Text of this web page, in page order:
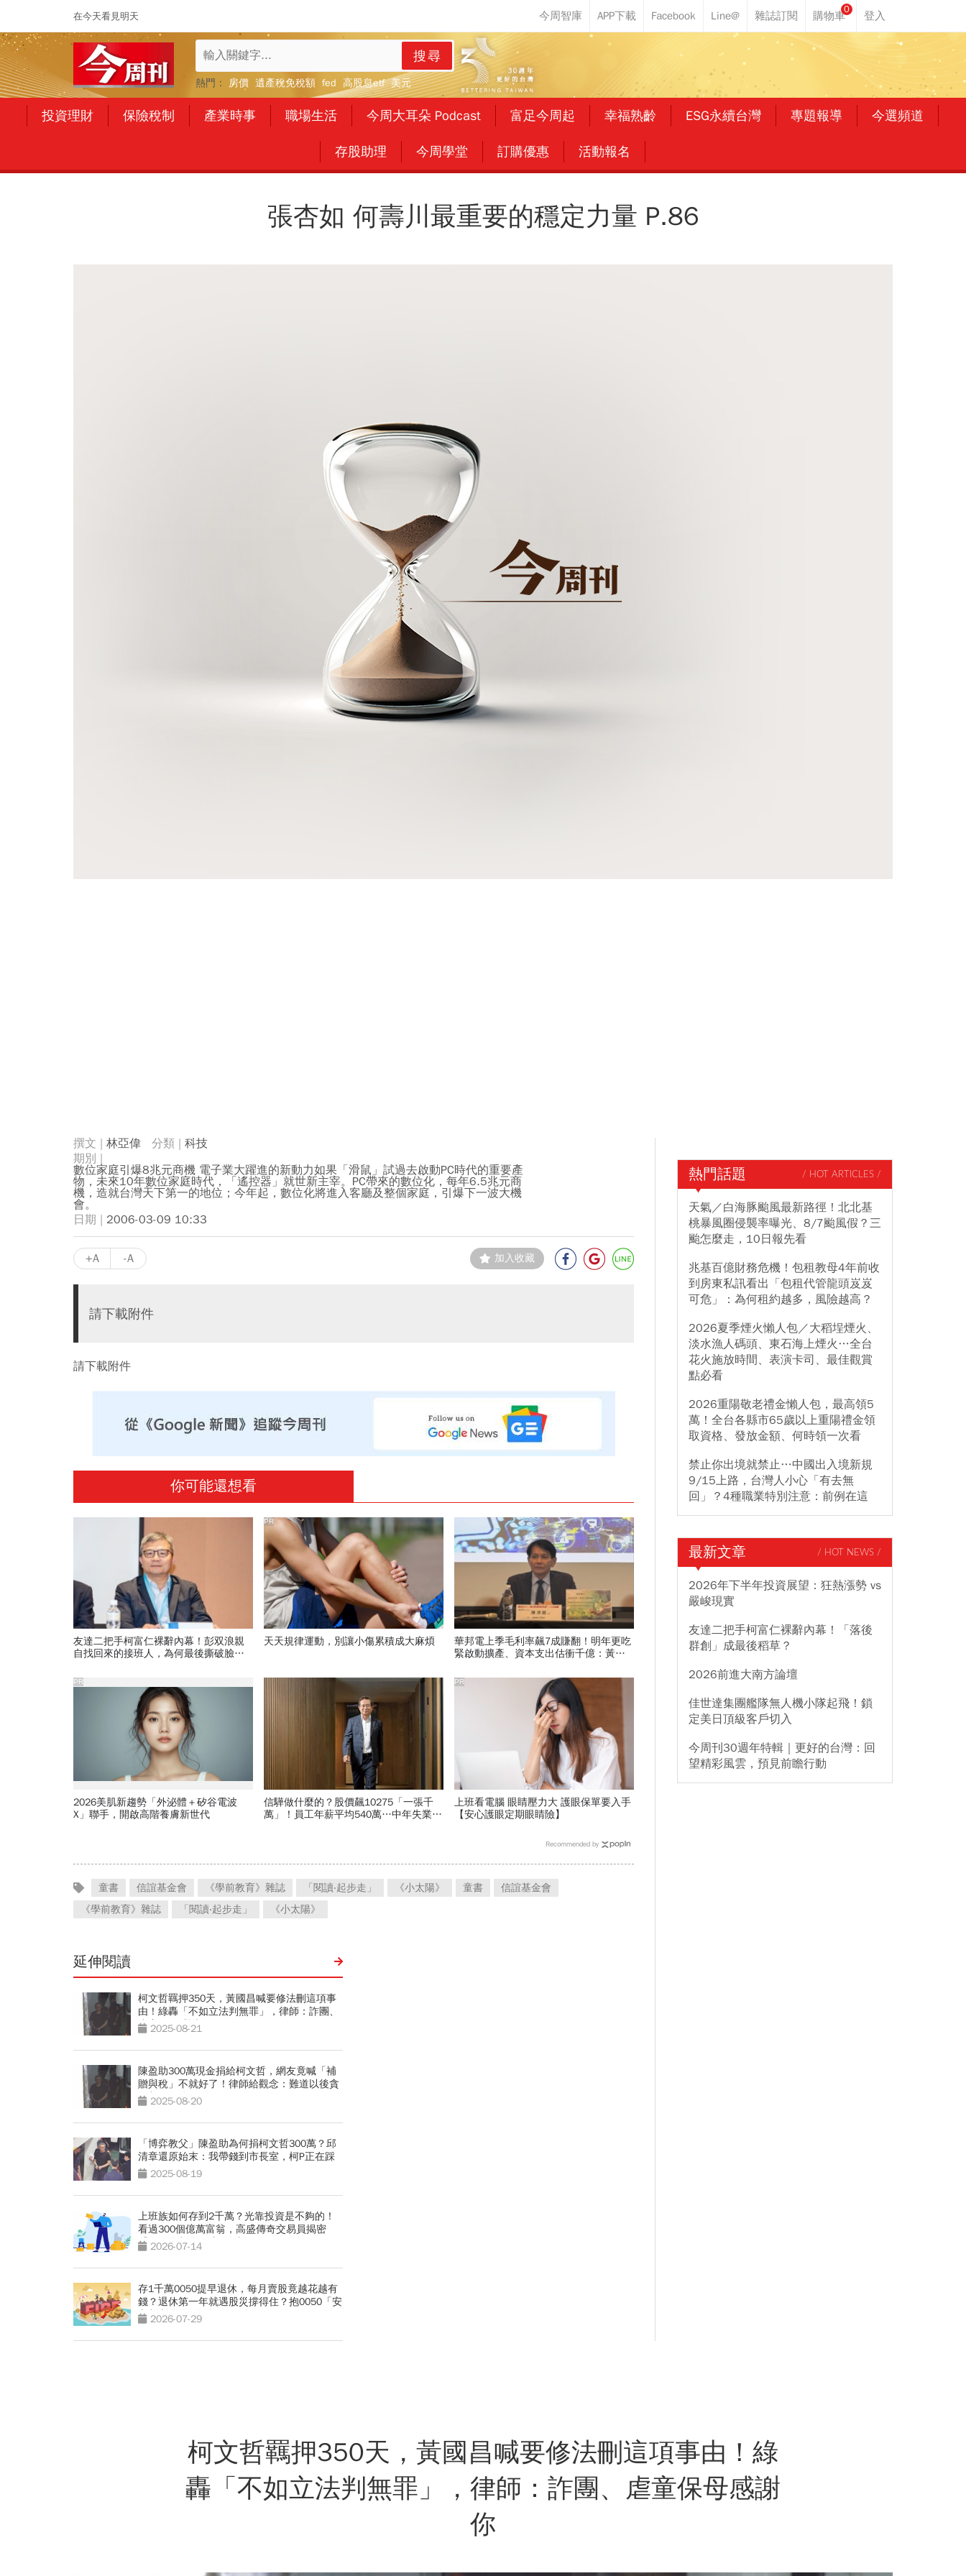
在今天看見明天
0
搜尋
熱門： 房價 遺產稅免稅額 fed 高股息etf 美元
投資理財 保險稅制 產業時事 職場生活 今周大耳朵 Podcast 富足今周起 幸福熟齡 ESG永續台灣 專題報導 今選頻道
存股助理 今周學堂 訂購優惠 活動報名
張杏如 何壽川最重要的穩定力量 P.86
林亞偉
科技
數位家庭引爆8兆元商機 電子業大躍進的新動力如果「滑鼠」試過去啟動PC時代的重要產
物，未來10年數位家庭時代，「遙控器」就世新主宰。PC帶來的數位化，每年6.5兆元商
機，造就台灣天下第一的地位；今年起，數位化將進入客廳及整個家庭，引爆下一波大機
會。
2006-03-09 10:33
+A -A 加入收藏
請下載附件
請下載附件
你可能還想看
友達二把手柯富仁裸辭內幕！彭双浪親
自找回來的接班人，為何最後撕破臉？
天天規律運動，別讓小傷累積成大麻煩
PR
華邦電上季毛利率飆7成賺翻！明年更吃
緊啟動擴產、資本支出估衝千億：黃仁
2026美肌新趨勢「外泌體＋矽谷電波
X」聯手，開啟高階養膚新世代
PR
信驊做什麼的？股價飆10275「一張千
萬」！員工年薪平均540萬…中年失業工
上班看電腦 眼睛壓力大 護眼保單要入手
【安心護眼定期眼睛險】
PR
Recommended by
童書 信誼基金會 《學前教育》雜誌 「閱讀‧起步走」 《小太陽》 童書
信誼基金會
《學前教育》雜誌
「閱讀‧起步走」 《小太陽》
延伸閱讀
柯文哲羈押350天，黃國昌喊要修法刪這項事
由！綠轟「不如立法判無罪」，律師：詐團、
虐童保母感謝你
2025-08-21
陳盈助300萬現金捐給柯文哲，網友竟喊「補
贈與稅」不就好了！律師給觀念：難道以後貪
污都只要追稅？
2025-08-20
「博弈教父」陳盈助為何捐柯文哲300萬？邱
清章還原始末：我帶錢到市長室，柯P正在踩
飛輪2025-08-19
上班族如何存到2千萬？光靠投資是不夠的！
看過300個億萬富翁，高盛傳奇交易員揭密
「有錢人都在做這2件事」
2026-07-14
存1千萬0050提早退休，每月賣股竟越花越有
錢？退休第一年就遇股災撐得住？抱0050「安
心養老」有3條件
2026-07-29
熱門話題 / HOT ARTICLES /
天氣／白海豚颱風最新路徑！北北基
桃暴風圈侵襲率曝光、8/7颱風假？三
颱怎麼走，10日報先看
兆基百億財務危機！包租教母4年前收
到房東私訊看出「包租代管龍頭岌岌
可危」：為何租約越多，風險越高？
2026夏季煙火懶人包／大稻埕煙火、
淡水漁人碼頭、東石海上煙火…全台
花火施放時間、表演卡司、最佳觀賞
點必看
2026重陽敬老禮金懶人包，最高領5
萬！全台各縣市65歲以上重陽禮金領
取資格、發放金額、何時領一次看
禁止你出境就禁止…中國出入境新規
9/15上路，台灣人小心「有去無
回」？4種職業特別注意：前例在這
最新文章 / HOT NEWS /
2026年下半年投資展望：狂熱漲勢 vs
嚴峻現實
友達二把手柯富仁裸辭內幕！「落後
群創」成最後稻草？
2026前進大南方論壇
佳世達集團艦隊無人機小隊起飛！鎖
定美日頂級客戶切入
今周刊30週年特輯｜更好的台灣：回
望精彩風雲，預見前瞻行動
柯文哲羈押350天，黃國昌喊要修法刪這項事由！綠
轟「不如立法判無罪」，律師：詐團、虐童保母感謝
你